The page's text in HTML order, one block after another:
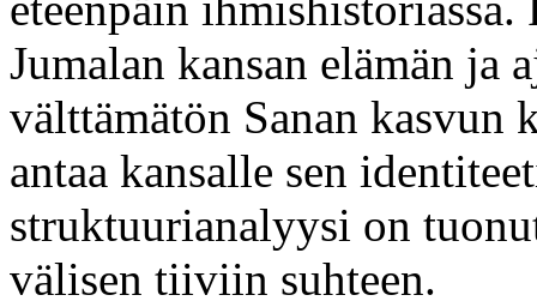
Jumalan kansan elämän ja
välttämätön Sanan kasvun
antaa kansalle sen
struktuurianalyysi on
välisen tiiviin suhteen.